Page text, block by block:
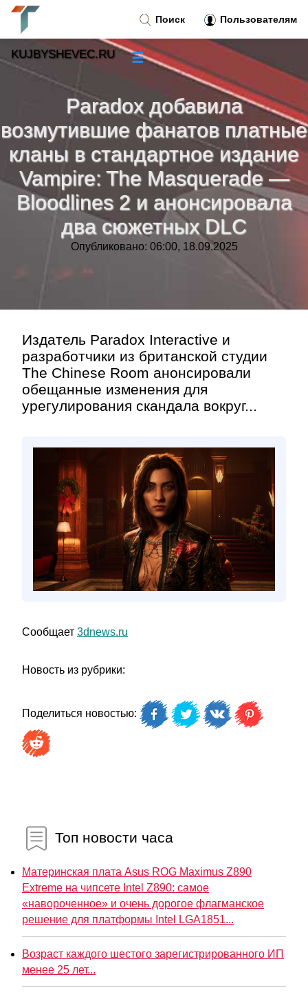
Paradox добавила
возмутившие фанатов платные
кланы в стандартное издание
Vampire: The Masquerade —
Bloodlines 2 и анонсировала
два сюжетных DLC
Опубликовано: 06:00, 18.09.2025
Издатель Paradox Interactive и
разработчики из британской студии
The Chinese Room анонсировали
обещанные изменения для
урегулирования скандала вокруг...
Сообщает 3dnews.ru
Новость из рубрики:
Поделиться новостью:
Топ новости часа
Материнская плата Asus ROG Maximus Z890
Extreme на чипсете Intel Z890: самое
«навороченное» и очень дорогое флагманское
решение для платформы Intel LGA1851...
Возраст каждого шестого зарегистрированного ИП
менее 25 лет...
Поиск Пользователям
KUJBYSHEVEC.RU ☰
Тренды новостей»
Рубрики »
Правила»
Контакт »